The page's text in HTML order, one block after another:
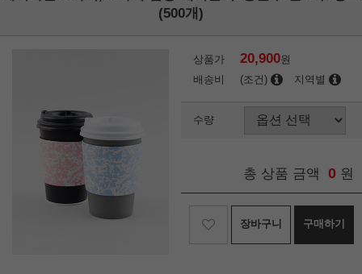
(500개)
상품가 20,900원
배송비
(조건) 지역별
수량
총 상품 금액 0 원
장바구니 구매하기